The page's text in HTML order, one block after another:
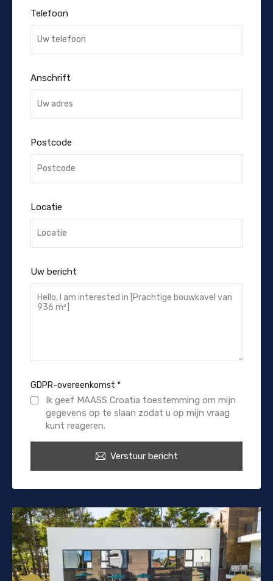
Telefoon
Anschrift
Postcode
Locatie
Uw bericht
GDPR-overeenkomst *
Ik geef MAASS Croatia toestemming om mijn
gegevens op te slaan zodat u op mijn vraag
kunt reageren.
Verstuur bericht